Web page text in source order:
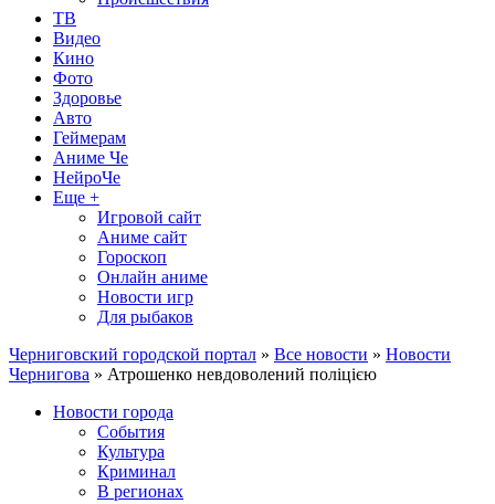
ТВ
Видео
Кино
Фото
Здоровье
Авто
Геймерам
Аниме Че
НейроЧе
Еще +
Игровой сайт
Аниме сайт
Гороскоп
Онлайн аниме
Новости игр
Для рыбаков
Черниговский городской портал » Все новости » Новости
Чернигова » Атрошенко невдоволений поліцією
Новости города
События
Культура
Криминал
В регионах